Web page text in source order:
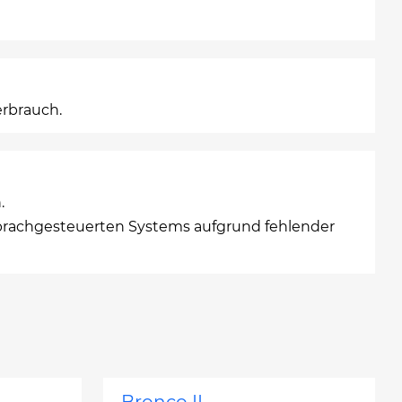
Systems aufgrund fehlender